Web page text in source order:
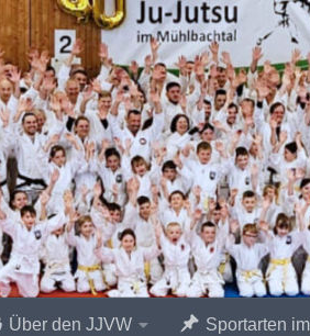
Über den JJVW Sportarten